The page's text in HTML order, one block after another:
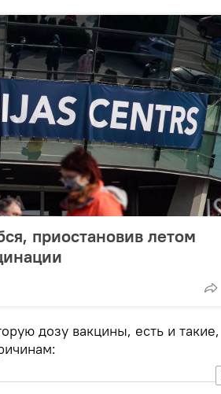
приостановив летом
дозу вакцины, есть и такие,